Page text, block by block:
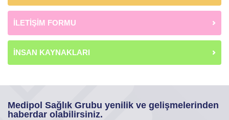
İLETİŞİM FORMU
İNSAN KAYNAKLARI
Medipol Sağlık Grubu yenilik ve gelişmelerinden
haberdar olabilirsiniz.